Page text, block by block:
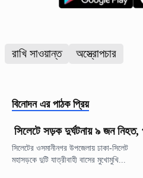
রাখি সাওয়ান্ত অস্ত্রোপচার
বিনোদন এর পাঠক প্রিয়
সিলেটে সড়ক দুর্ঘটনায় ৯ জন নিহত,
সিলেটের ওসমানীনগর উপজেলায় ঢাকা-সিলেট
মহাসড়কে দুটি যাত্রীবাহী বাসের মুখোমুখি...